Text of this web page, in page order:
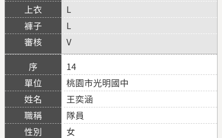
L
L
V
14
桃園市光明國中
王奕涵
隊員
女